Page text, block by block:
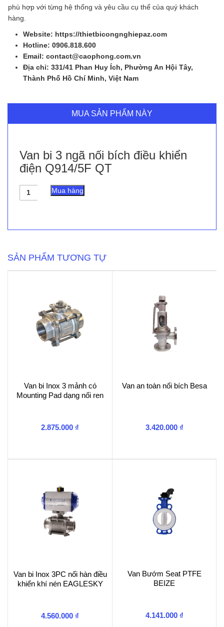
phù hợp với từng hệ thống và yêu cầu cụ thể của quý khách
hàng.
Website: https://thietbicongnghiepaz.com
Hotline: 0906.818.600
Email: contact@caophong.com.vn
Địa chỉ: 331/41 Phan Huy Ích, Phường An Hội Tây,
Thành Phố Hồ Chí Minh, Việt Nam
MUA SẢN PHẨM NÀY
Van bi 3 ngã nối bích điều khiển
điện Q914/5F QT
Van
điện
Q914/5F
Mua hàng
SẢN PHẨM TƯƠNG TỰ
Van bi Inox 3 mảnh có
Mounting Pad dạng nối ren
2.875.000 ₫
Van an toàn nối bích Besa
3.420.000 ₫
Van bi Inox 3PC nối hàn điều
khiển khí nén EAGLESKY
4.560.000 ₫
Van Bướm Seat PTFE
BEIZE
4.141.000 ₫